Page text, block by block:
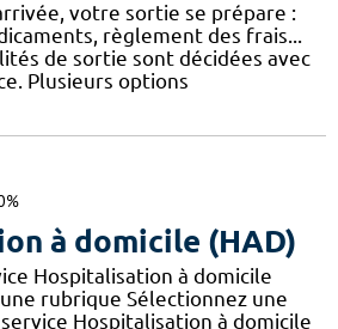
votre sortie se prépare :
règlement des frais...
de sortie sont décidées avec
Plusieurs options
à domicile (HAD)
Hospitalisation à domicile
rubrique Sélectionnez une
Hospitalisation à domicile